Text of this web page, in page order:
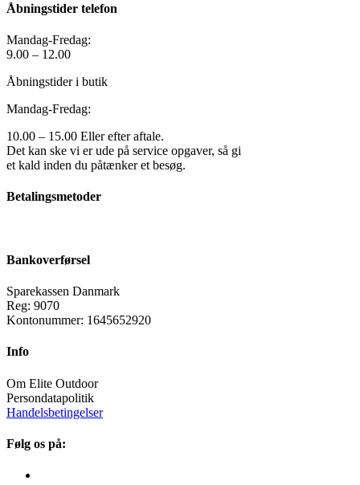
Åbningstider telefon
Mandag-Fredag:
9.00 – 12.00
Åbningstider i butik
Mandag-Fredag:
10.00 – 15.00 Eller efter aftale.
Det kan ske vi er ude på service opgaver, så gi
et kald inden du påtænker et besøg.
Betalingsmetoder
Bankoverførsel
Sparekassen Danmark
Reg: 9070
Kontonummer: 1645652920
Info
Om Elite Outdoor
Persondatapolitik
Handelsbetingelser
Følg os på: